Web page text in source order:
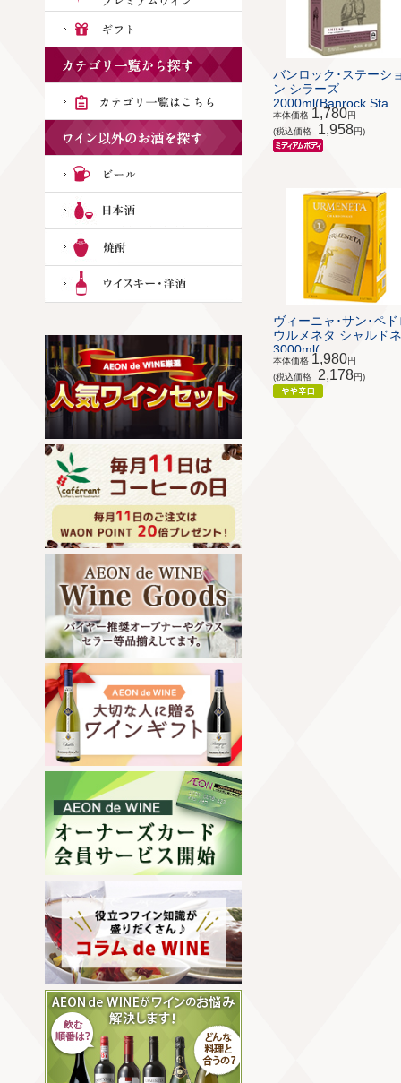
バンロック･ステーシ
ン シラーズ
2000ml(Banrock Sta...
本体価格 1,780円
(税込価格
1,958円)
ヴィーニャ･サン･ペド
ウルメネタ シャルドネ
3000ml(...
本体価格 1,980円
(税込価格
2,178円)